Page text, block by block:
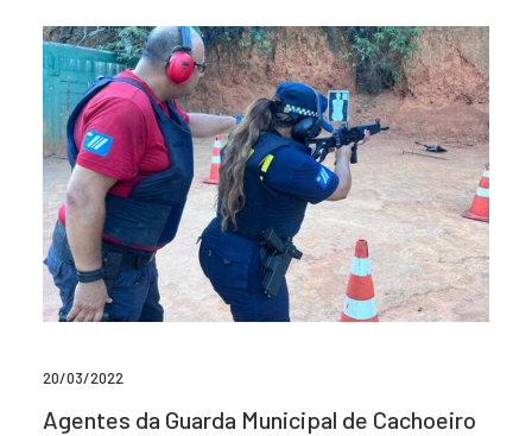
20/03/2022
Agentes da Guarda Municipal de Cachoeiro